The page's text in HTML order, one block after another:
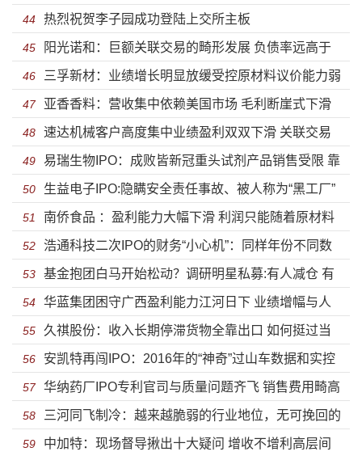
44 热烈祝贺李子园成功登陆上交所主板
45 阳光诺和：巨额关联交易的畸形发展 负债率远高于
同行盈利能力出现波动
46 三孚新材：业绩增长明显放缓受控原材料议价能力弱
现金流承压募资高比例补血
47 亚香香料：营收集中依赖美国市场 毛利断崖式下滑
危机时刻高悬
48 速达机械客户高度集中业绩盈利双双下滑 关联交易
复杂涉同业竞争
49 易瑞生物IPO：成败皆新冠重头试剂产品销售受限 靠
政府补助供应商堪忧
50 生益电子IPO:隐瞒安全责任事故、被人称为“黑工厂”
也能上市？
51 南侨食品 ：盈利能力大幅下滑 利润只能随着原材料
价格波动上下起舞
52 浩通科技二次IPO的财务“小心机”：同样年份不同数
据 完美避开申报期
53 基金抱团白马开始松动？调研明星私募:有人减仓 有
人怒吼不讲武徳
54 华蓝集团困守广西盈利能力江河日下 业绩增幅与人
均创收远低于同行投资价值偏弱
55 久祺股份：收入长期停滞货物全靠出口 如何挺过当
下全面收缩的外部世界
56 安凯特再闯IPO：2016年的“神奇”过山车数据和实控
人家族的蹊跷股权
57 华纳药厂IPO专利官司与质量问题齐飞 销售费用畸高
利润猛跌
58 三河同飞制冷：越来越脆弱的行业地位，无可挽回的
毛利率下降
59 中加特：现场督导揪出十大疑问 增收不增利高层间